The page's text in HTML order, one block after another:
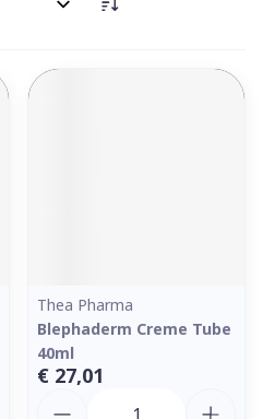
Thea Pharma
Blephaderm Creme Tube
40ml
€ 27,01